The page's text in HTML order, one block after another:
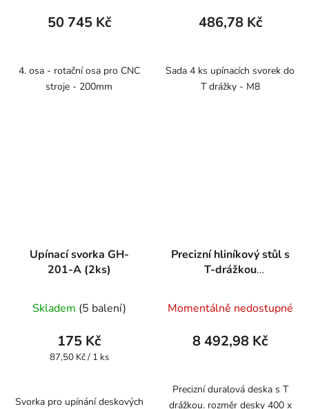
50 745 Kč
4. osa - rotační osa pro CNC
stroje - 200mm
486,78 Kč
Sada 4 ks upínacích svorek do
T drážky - M8
Upínací svorka GH-
201-A (2ks)
Skladem (5 balení)
175 Kč
Měrná
87,50 Kč / 1 ks
Svorka pro upínání deskových
Precizní hliníkový stůl s
T-drážkou
Momentálně nedostupné
8 492,98 Kč
Precizní duralová deska s T
drážkou. rozměr desky 400 x